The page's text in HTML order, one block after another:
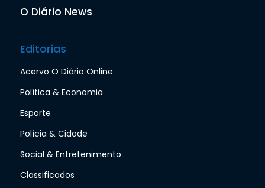
O Diário News
Editorias
Acervo O Diário Online
Política & Economia
Esporte
Polícia & Cidade
Social & Entretenimento
Classificados